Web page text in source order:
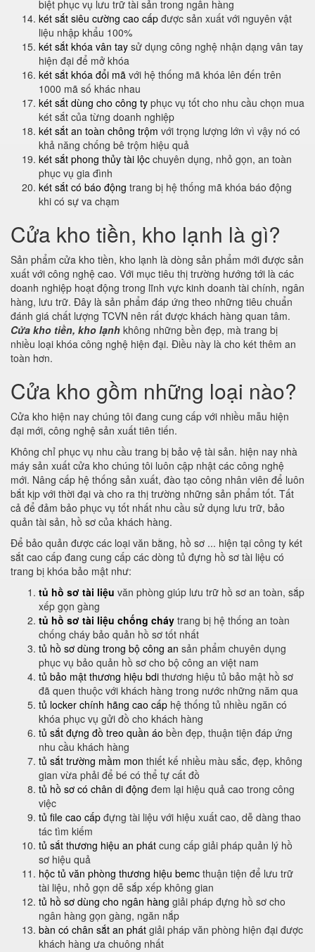
biệt phục vụ lưu trữ tài sản trong ngân hàng
két sắt siêu cường cao cấp được sản xuất với nguyên vật
liệu nhập khẩu 100%
két sắt khóa vân tay sử dụng công nghệ nhận dạng vân tay
hiện đại để mở khóa
két sắt khóa đổi mã với hệ thống mã khóa lên đến trên
1000 mã số khác nhau
két sắt dùng cho công ty phục vụ tốt cho nhu cầu chọn mua
két sắt của từng doanh nghiệp
két sắt an toàn chông trộm với trọng lượng lớn vì vậy nó có
khả năng chống bê trộm hiệu quả
két sắt phong thủy tài lộc chuyên dụng, nhỏ gọn, an toàn
phục vụ gia đình
két sắt có báo động trang bị hệ thống mã khóa báo động
khi có sự va chạm
Cửa kho tiền, kho lạnh là gì?
Sản phẩm cửa kho tiền, kho lạnh là dòng sản phẩm mới được sản
xuất với công nghệ cao. Với mục tiêu thị trường hướng tới là các
doanh nghiệp hoạt động trong lĩnh vực kinh doanh tài chính, ngân
hàng, lưu trữ. Đây là sản phẩm đáp ứng theo những tiêu chuẩn
đánh giá chất lượng TCVN nên rất được khách hàng quan tâm.
Cửa kho tiền, kho lạnh không những bền đẹp, mà trang bị
nhiều loại khóa công nghệ hiện đại. Điều này là cho két thêm an
toàn hơn.
Cửa kho gồm những loại nào?
Cửa kho hiện nay chúng tôi đang cung cấp với nhiều mẫu hiện
đại mới, công nghệ sản xuất tiên tiến.
Không chỉ phục vụ nhu cầu trang bị bảo vệ tài sản. hiện nay nhà
máy sản xuất cửa kho chúng tôi luôn cập nhật các công nghệ
mới. Nâng cấp hệ thống sản xuất, đào tạo công nhân viên để luôn
bắt kịp với thời đại và cho ra thị trường những sản phẩm tốt. Tất
cả để đảm bảo phục vụ tốt nhất nhu cầu sử dụng lưu trữ, bảo
quản tài sản, hồ sơ của khách hàng.
Để bảo quản được các loại văn bằng, hồ sơ ... hiện tại công ty két
sắt cao cấp đang cung cấp các dòng tủ đựng hồ sơ tài liệu có
trang bị khóa bảo mật như:
tủ hồ sơ tài liệu văn phòng giúp lưu trữ hồ sơ an toàn, sắp
xếp gọn gàng
tủ hồ sơ tài liệu chống cháy trang bị hệ thống an toàn
chống cháy bảo quản hồ sơ tốt nhất
tủ hồ sơ dùng trong bộ công an sản phẩm chuyên dụng
phục vụ bảo quản hồ sơ cho bộ công an việt nam
tủ bảo mật thương hiệu bdi thương hiệu tủ bảo mật hồ sơ
đã quen thuộc với khách hàng trong nước những năm qua
tủ locker chính hãng cao cấp hệ thống tủ nhiều ngăn có
khóa phục vụ gửi đồ cho khách hàng
tủ sắt đựng đồ treo quần áo bền đẹp, thuận tiện đáp ứng
nhu cầu khách hàng
tủ sắt trường mầm mon thiết kế nhiều màu sắc, đẹp, không
gian vừa phải để bé có thể tự cất đồ
tủ hồ sơ có chân di động đem lại hiệu quả cao trong công
việc
tủ file cao cấp đựng tài liệu với hiệu xuất cao, dễ dàng thao
tác tìm kiếm
tủ sắt thương hiệu an phát cung cấp giải pháp quản lý hồ
sơ hiệu quả
hộc tủ văn phòng thương hiệu bemc thuận tiện để lưu trữ
tài liệu, nhỏ gọn dễ sắp xếp không gian
tủ hồ sơ dùng cho ngân hàng giải pháp đựng hồ sơ cho
ngân hàng gọn gàng, ngăn nắp
bàn có chân sắt an phát giải pháp văn phòng hiện đại được
khách hàng ưa chuông nhất